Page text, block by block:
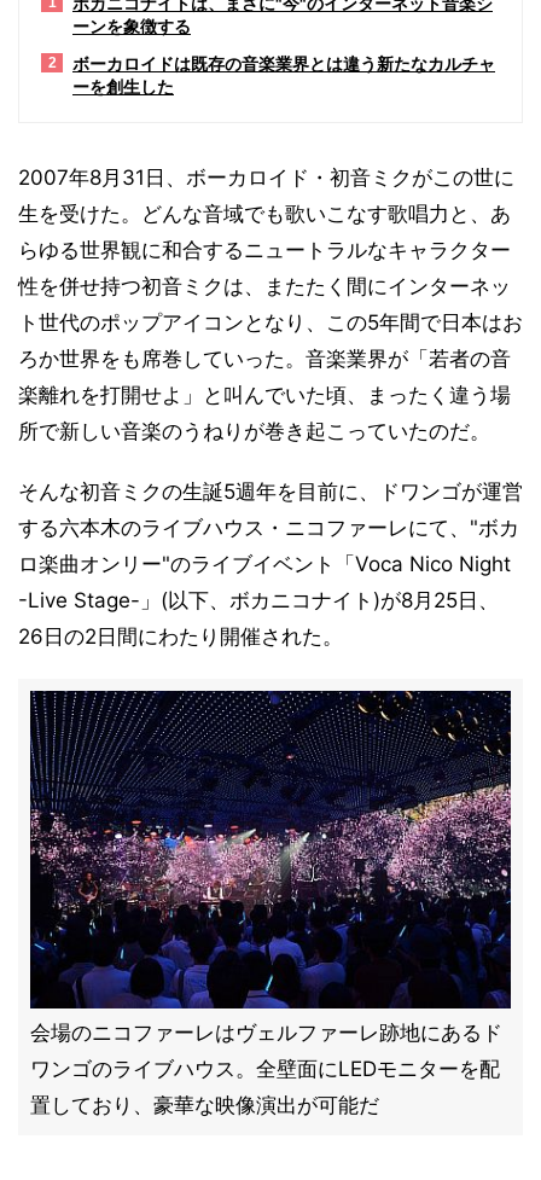
ーンを象徴する
2
ボーカロイドは既存の音楽業界とは違う新たなカルチャ
ーを創生した
2007年8月31日、ボーカロイド・初音ミクがこの世に
生を受けた。どんな音域でも歌いこなす歌唱力と、あ
らゆる世界観に和合するニュートラルなキャラクター
性を併せ持つ初音ミクは、またたく間にインターネッ
ト世代のポップアイコンとなり、この5年間で日本はお
ろか世界をも席巻していった。音楽業界が「若者の音
楽離れを打開せよ」と叫んでいた頃、まったく違う場
所で新しい音楽のうねりが巻き起こっていたのだ。
そんな初音ミクの生誕5週年を目前に、ドワンゴが運営
する六本木のライブハウス・ニコファーレにて、"ボカ
ロ楽曲オンリー"のライブイベント「Voca Nico Night
-Live Stage-」(以下、ボカニコナイト)が8月25日、
26日の2日間にわたり開催された。
会場のニコファーレはヴェルファーレ跡地にあるド
ワンゴのライブハウス。全壁面にLEDモニターを配
置しており、豪華な映像演出が可能だ